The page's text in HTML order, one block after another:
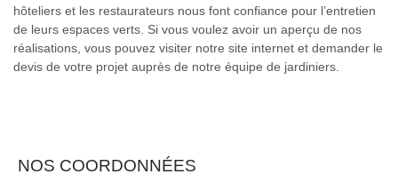
hôteliers et les restaurateurs nous font confiance pour l’entretien
de leurs espaces verts. Si vous voulez avoir un aperçu de nos
réalisations, vous pouvez visiter notre site internet et demander le
devis de votre projet auprès de notre équipe de jardiniers.
NOS COORDONNÉES